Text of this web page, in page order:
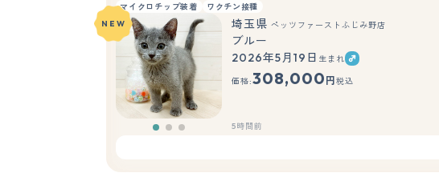
マイクロチップ装着 ワクチン接種
もっと見る
NEW 埼玉県 ペッツファーストふじみ野店
ブルー
2026年5月19日 生まれ
価格:308,000 円 税込
5時間前